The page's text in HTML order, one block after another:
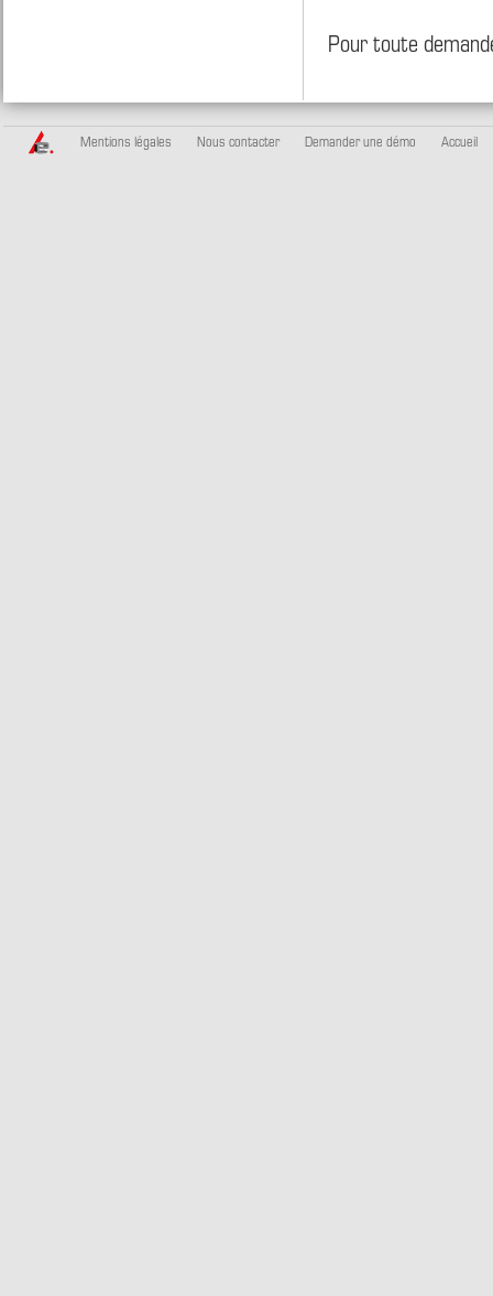
Pour toute
Mentions légales Nous contacter Demander une démo Accueil